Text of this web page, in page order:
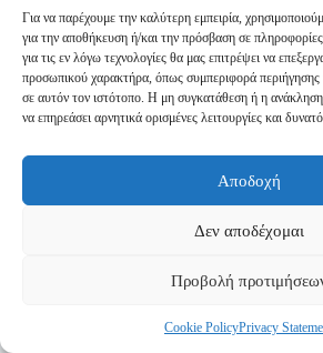
Για να παρέχουμε την καλύτερη εμπειρία,
για την αποθήκευση ή/και την πρόσβαση σε
για τις εν λόγω τεχνολογίες θα μας επιτρέψει να
προσωπικού χαρακτήρα, όπως συμπεριφορά περιήγησης
σε αυτόν τον ιστότοπο. Η μη συγκατάθεση ή η
να επηρεάσει αρνητικά ορισμένες λειτουργίες και
Αποδοχή
Δεν αποδέχομαι
Προβολή
Cookie PolicyPrivacy
Πολιτική Απορρήτου
Τρόποι Αποστολής
Τρόποι Πληρωμής